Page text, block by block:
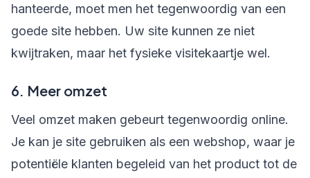
hanteerde, moet men het tegenwoordig van een
goede site hebben. Uw site kunnen ze niet
kwijtraken, maar het fysieke visitekaartje wel.
6. Meer omzet
Veel omzet maken gebeurt tegenwoordig online.
Je kan je site gebruiken als een webshop, waar je
potentiële klanten begeleid van het product tot de